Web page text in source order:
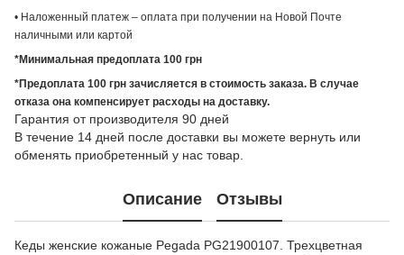
• Наложенный платеж – оплата при получении на Новой Почте
наличными или картой
*Минимальная предоплата 100 грн
*Предоплата 100 грн зачисляется в стоимость заказа. В случае
отказа она компенсирует расходы на доставку.
Гарантия от производителя 90 дней
В течение 14 дней после доставки вы можете вернуть или
обменять приобретенный у нас товар.
Описание Отзывы
Кеды женские кожаные Pegada PG21900107. Трехцветная